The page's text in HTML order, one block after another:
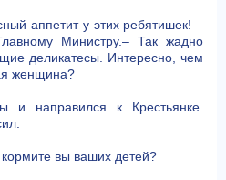
аппетит у этих ребятишек! –
Министру.– Так жадно
деликатесы. Интересно, чем
женщина?
и направился к Крестьянке.
вы ваших детей?